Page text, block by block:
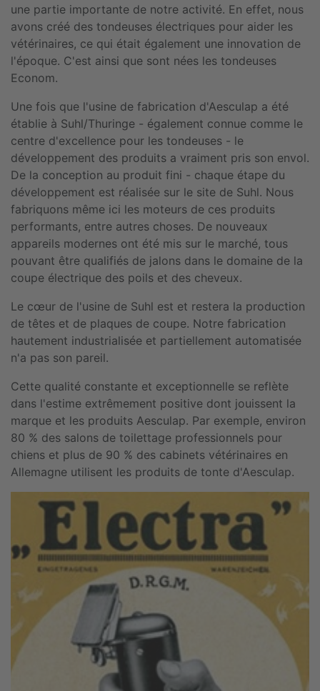
une partie importante de notre activité. En effet, nous
avons créé des tondeuses électriques pour aider les
vétérinaires, ce qui était également une innovation de
l'époque. C'est ainsi que sont nées les tondeuses
Econom.
Une fois que l'usine de fabrication d'Aesculap a été
établie à Suhl/Thuringe - également connue comme le
centre d'excellence pour les tondeuses - le
développement des produits a vraiment pris son envol.
De la conception au produit fini - chaque étape du
développement est réalisée sur le site de Suhl. Nous
fabriquons même ici les moteurs de ces produits
performants, entre autres choses. De nouveaux
appareils modernes ont été mis sur le marché, tous
pouvant être qualifiés de jalons dans le domaine de la
coupe électrique des poils et des cheveux.
Le cœur de l'usine de Suhl est et restera la production
de têtes et de plaques de coupe. Notre fabrication
hautement industrialisée et partiellement automatisée
n'a pas son pareil.
Cette qualité constante et exceptionnelle se reflète
dans l'estime extrêmement positive dont jouissent la
marque et les produits Aesculap. Par exemple, environ
80 % des salons de toilettage professionnels pour
chiens et plus de 90 % des cabinets vétérinaires en
Allemagne utilisent les produits de tonte d'Aesculap.